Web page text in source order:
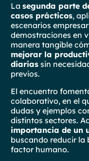
Lasegunda parte
casos prácticos,
escenarios
demostraciones en
manera tangible
mejorar la
diarias sin
previos.
El encuentro
colaborativo, en el
dudas y ejemplos
distintos sectores.
importancia de un
buscando reducir la
factor humano.